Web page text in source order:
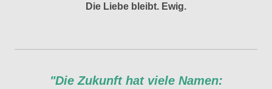
Die Liebe bleibt. Ewig.
"Die Zukunft hat viele Namen: